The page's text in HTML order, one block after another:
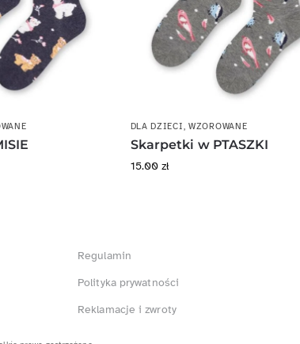
DLA DZIECI, WZOROWANE
Skarpetki w PTASZKI
15.00zł
Regulamin
Polityka prywatności
Reklamacje i zwroty